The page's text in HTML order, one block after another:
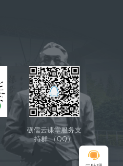
砺儒云课堂服务支
持群 （QQ）